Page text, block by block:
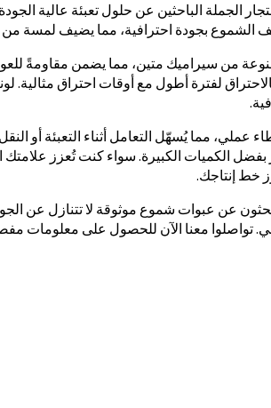
لتجار الجملة الباحثين عن حلول تعبئة عالية
الشموع بجودة احترافية، مما يضيف لمسة
من سيراميك متين، مما يضمن مقاومةً للعوامل
لفترة أطول مع أوقات احتراق مثالية.
عملي، مما يُسهّل التعامل أثناء التعبئة أو
الكميات الكبيرة. سواء كنت تُعزز علامتك
خط إنتاجك.
عن عبوات شموع موثوقة لا تتنازل عن
تواصلوا معنا الآن للحصول على معلومات